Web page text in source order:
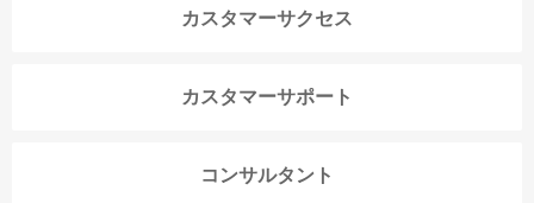
カスタマーサクセス
カスタマーサポート
コンサルタント